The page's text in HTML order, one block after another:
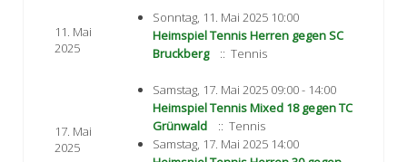
11. Mai
2025
Sonntag, 11. Mai 2025 10:00
Heimspiel Tennis Herren gegen SC
Bruckberg
:: Tennis
17. Mai
2025
Samstag, 17. Mai 2025 09:00 - 14:00
Heimspiel Tennis Mixed 18 gegen TC
Grünwald
:: Tennis
Samstag, 17. Mai 2025 14:00